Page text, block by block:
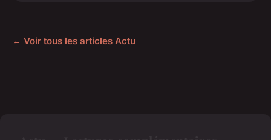
← Voir tous les articles Actu